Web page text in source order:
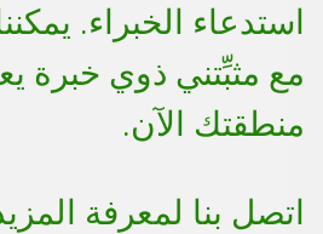
استدعاء الخبراء.
مع مثبِّتني ذوي خبرة
منطقتك الآن.
اتصل بنا لمعرفة